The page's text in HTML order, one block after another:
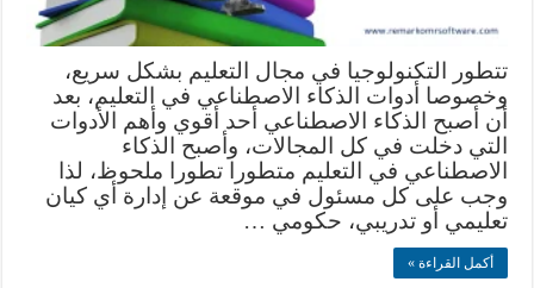
تتطور التكنولوجيا في مجال التعليم بشكل سريع،
وخصوصا أدوات الذكاء الاصطناعي في التعليم، بعد
أن أصبح الذكاء الاصطناعي أحد أقوي وأهم الأدوات
التي دخلت في كل المجالات، وأصبح الذكاء
الاصطناعي في التعليم متطورا تطورا ملحوظ، لذا
وجب على كل مسئول في موقعة عن إدارة أي كيان
تعليمي أو تدريبي، حكومي …
أكمل القراءة »